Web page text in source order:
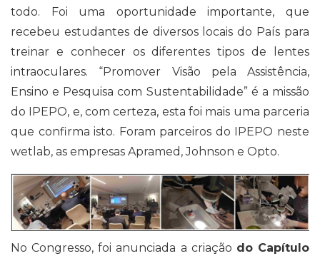
todo. Foi uma oportunidade importante, que
recebeu estudantes de diversos locais do País para
treinar e conhecer os diferentes tipos de lentes
intraoculares. “Promover Visão pela Assistência,
Ensino e Pesquisa com Sustentabilidade” é a missão
do IPEPO, e, com certeza, esta foi mais uma parceria
que confirma isto. Foram parceiros do IPEPO neste
wetlab, as empresas Apramed, Johnson e Opto.
No Congresso, foi anunciada a criação do Capítulo